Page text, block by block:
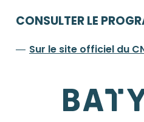
CONSULTER LE
Sur le site officiel du